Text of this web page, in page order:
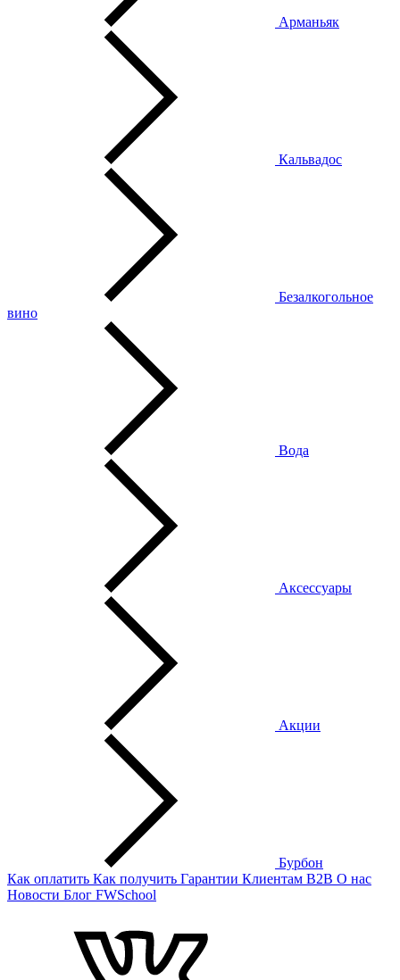
Арманьяк
Кальвадос
Безалкогольное
вино
Вода
Аксессуары
Акции
Бурбон
Как оплатить Как получить Гарантии Клиентам B2B О нас
Новости Блог FWSchool